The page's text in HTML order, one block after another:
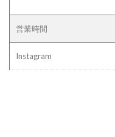
営業時間
Instagram